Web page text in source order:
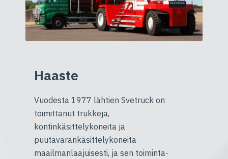
Haaste
Vuodesta 1977 lähtien Svetruck on
toimittanut trukkeja,
kontinkäsittelykoneita ja
puutavarankäsittelykoneita
maailmanlaajuisesti, ja sen toiminta-